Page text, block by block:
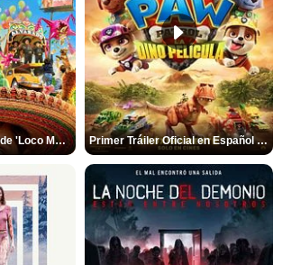
Primer Tráiler Oficial de 'Loco México Mágico' Primer Tráiler Oficial en Español de 'PAW Patrol La Dino Película'